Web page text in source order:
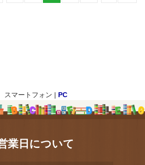
スマートフォン | PC
業日について